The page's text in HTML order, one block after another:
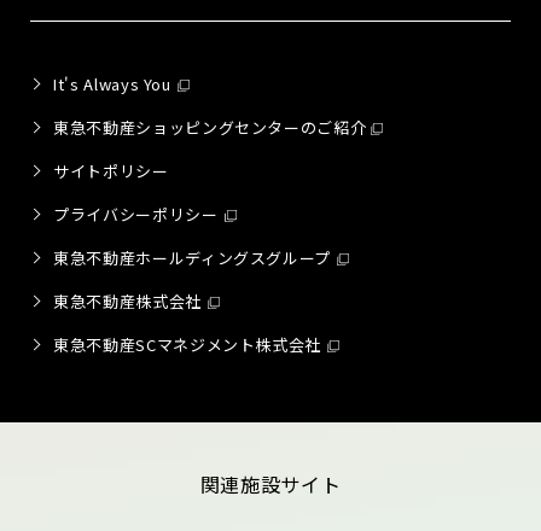
It's Always You
東急不動産ショッピングセンターのご紹介
サイトポリシー
プライバシーポリシー
東急不動産ホールディングスグループ
東急不動産株式会社
東急不動産SCマネジメント株式会社
関連施設サイト